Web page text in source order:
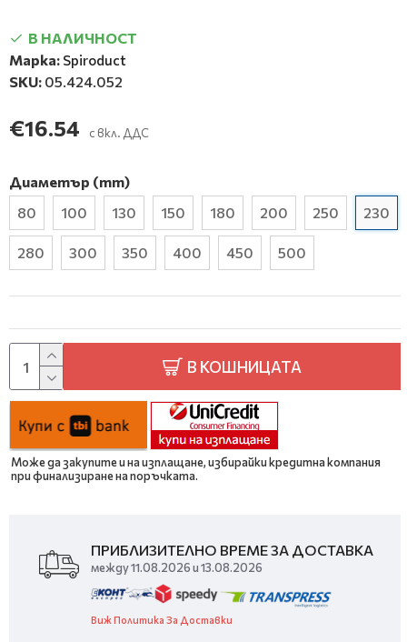
В НАЛИЧНОСТ
Марка: Spiroduct
SKU: 05.424.052
€16.54 с вкл. ДДС
Диаметър (mm)
80
100 130 150 180 200 250 230
280 300 350 400 450 500
В КОШНИЦАТА
Може да закупите и на изплащане, избирайки кредитна компания
при финализиране на поръчката.
ПРИБЛИЗИТЕЛНО ВРЕМЕ ЗА ДОСТАВКА
между 11.08.2026 и 13.08.2026
Виж Политика За Доставки